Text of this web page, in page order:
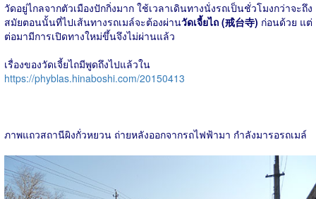
วัดอยู่ไกลจากตัวเมืองปักกิ่งมาก ใช้เวลาเดินทางนั่งรถเป็นชั่วโมงกว่าจะถึง
สมัยตอนนั้นที่ไปเส้นทางรถเมล์จะต้องผ่านวัดเจี้ยไถ (戒台寺) ก่อนด้วย แต่
ต่อมามีการเปิดทางใหม่ขึ้นจึงไม่ผ่านแล้ว
เรื่องของวัดเจี้ยไถมีพูดถึงไปแล้วใน
https://phyblas.hinaboshi.com/20150413
ภาพแถวสถานีผิงกั่วหยวน ถ่ายหลังออกจากรถไฟฟ้ามา กำลังมารอรถเมล์